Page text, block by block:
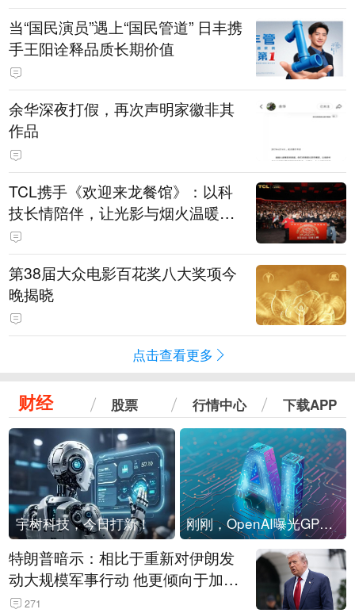
当“国民演员”遇上“国民管道” 日丰携
手王阳诠释品质长期价值
余华深夜打假，再次声明家徽非其
作品
TCL携手《欢迎来龙餐馆》：以科
技长情陪伴，让光影与烟火温暖生
活
第38届大众电影百花奖八大奖项今
晚揭晓
点击查看更多
财经 股票 行情中心 下载APP
宇树科技，今日打新！ 刚刚，OpenAI曝光GPT-6！传10万亿参数，8月强行发布
特朗普暗示：相比于重新对伊朗发
动大规模军事行动 他更倾向于加大
经济施压
271